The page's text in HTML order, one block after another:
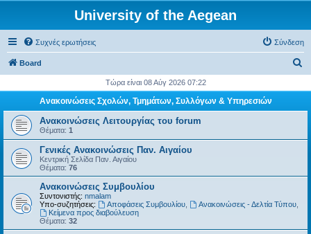
University of the Aegean
Συχνές ερωτήσεις Σύνδεση
Board
ζ
σ
Τώρα είναι 08 Αύγ 2026 07:22
Ανακοινώσεις Σχολών, Τμημάτων, Συλλόγων & Υπηρεσιών
Ανακοινώσεις Λειτουργίας του forum
Θέματα: 1
Γενικές Ανακοινώσεις Παν. Αιγαίου
Κεντρική Σελίδα Παν. Αιγαίου
Θέματα: 76
Ανακοινώσεις Συμβουλίου
Συντονιστής: nmalam
Υπο-συζητήσεις:
Αποφάσεις Συμβουλίου, Ανακοινώσεις - Δελτία Τύπου,
Kείμενα προς διαβούλευση
Θέματα: 32